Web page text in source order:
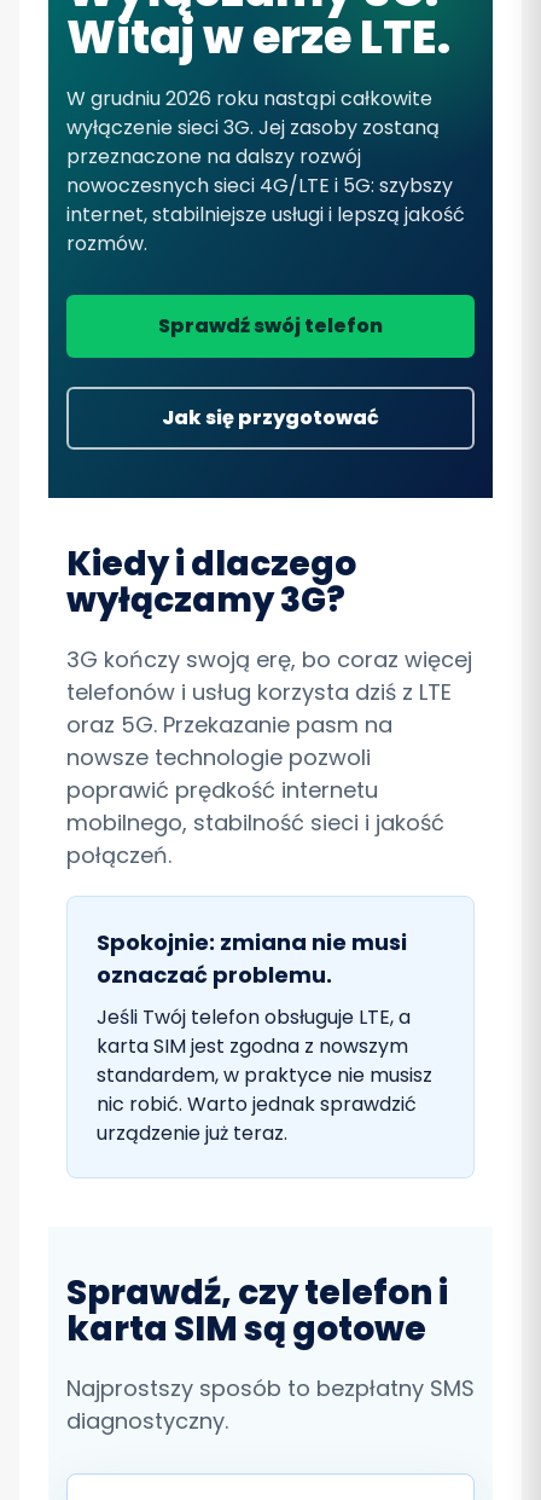
Witaj w erze LTE.
W grudniu 2026 roku nastąpi całkowite
wyłączenie sieci 3G. Jej zasoby zostaną
przeznaczone na dalszy rozwój
nowoczesnych sieci 4G/LTE i 5G: szybszy
internet, stabilniejsze usługi i lepszą jakość
rozmów.
Sprawdź swój telefon
Jak się przygotować
Kiedy i dlaczego
wyłączamy 3G?
3G kończy swoją erę, bo coraz więcej
telefonów i usług korzysta dziś z LTE
oraz 5G. Przekazanie pasm na
nowsze technologie pozwoli
poprawić prędkość internetu
mobilnego, stabilność sieci i jakość
połączeń.
Spokojnie: zmiana nie musi
oznaczać problemu.
Jeśli Twój telefon obsługuje LTE, a
karta SIM jest zgodna z nowszym
standardem, w praktyce nie musisz
nic robić. Warto jednak sprawdzić
urządzenie już teraz.
Sprawdź, czy telefon i
karta SIM są gotowe
Najprostszy sposób to bezpłatny SMS
diagnostyczny.